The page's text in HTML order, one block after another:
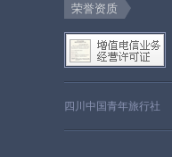
荣誉资质
四川中国青年旅行社